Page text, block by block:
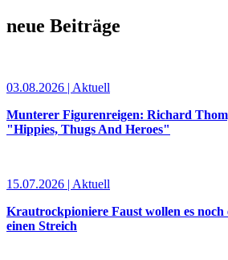
neue Beiträge
03.08.2026 | Aktuell
Munterer Figurenreigen: Richard
"Hippies, Thugs And Heroes"
15.07.2026 | Aktuell
Krautrockpioniere Faust wollen es noch
einen Streich